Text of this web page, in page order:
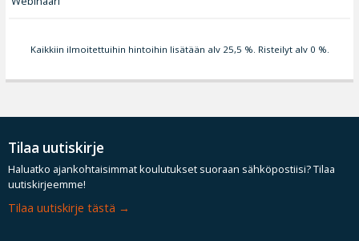
Kaikkiin ilmoitettuihin hintoihin lisätään alv 25,5 %. Risteilyt alv 0 %.
Tilaa uutiskirje
Haluatko ajankohtaisimmat koulutukset suoraan sähköpostiisi? Tilaa
uutiskirjeemme!
Tilaa uutiskirje tästä